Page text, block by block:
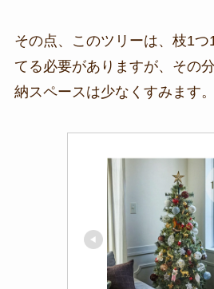
その点、このツリーは、枝1
てる必要がありますが、その
納スペースは少なくすみます。